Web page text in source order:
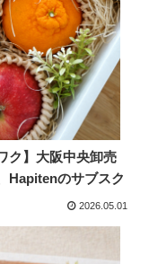
ク】大阪中央卸売
Hapitenのサブスク
2026.05.01